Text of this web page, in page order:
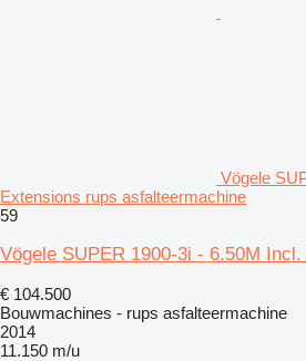
Vögele
Extensions rups asfalteermachine
59
Vögele SUPER 1900-3i - 6.50M
€ 104.500
Bouwmachines - rups asfalteermachine
2014
11.150 m/u